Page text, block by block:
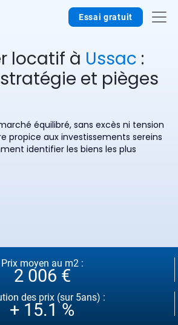
Essai gratuit
locatif à Ussac :
et pièges
équilibré, sans excès ni tension
propice aux investissements sereins
identifier les biens les plus
Prix moyen au m2 :
2 006 €
des prix (sur 5ans) :
+ 15.1 %